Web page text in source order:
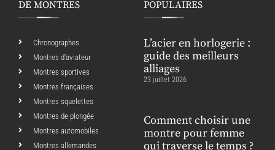
DE MONTRES
Chronographes
Montres d’aviateur
Montres sportives
Montres françaises
Montres squelettes
Montres de plongée
Montres automobiles
Montres allemandes
POPULAIRES
L’acier en horlogerie :
guide des meilleurs
alliages
23 juillet 2026
Comment choisir une
montre pour femme
qui traverse le temps ?